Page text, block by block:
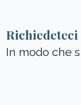
In modo che